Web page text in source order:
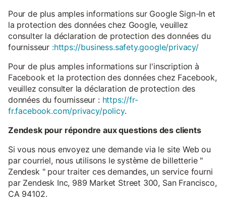
Pour de plus amples informations sur Google Sign-In et
la protection des données chez Google, veuillez
consulter la déclaration de protection des données du
fournisseur :https://business.safety.google/privacy/
Pour de plus amples informations sur l'inscription à
Facebook et la protection des données chez Facebook,
veuillez consulter la déclaration de protection des
données du fournisseur : https://fr-
fr.facebook.com/privacy/policy.
Zendesk pour répondre aux questions des clients
Si vous nous envoyez une demande via le site Web ou
par courriel, nous utilisons le système de billetterie "
Zendesk " pour traiter ces demandes, un service fourni
par Zendesk Inc, 989 Market Street 300, San Francisco,
CA 94102.